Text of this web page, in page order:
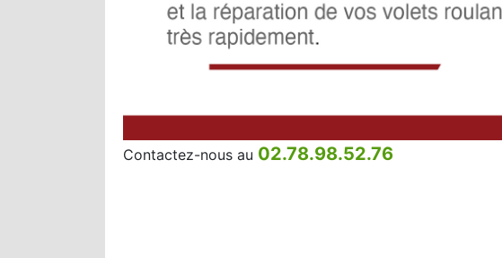
Contactez-nous au 02.78.98.52.76